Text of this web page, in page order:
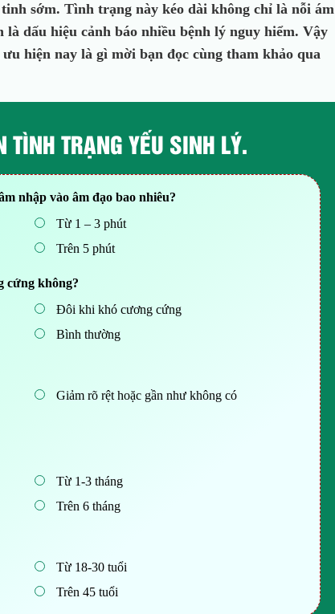
sớm. Tình trạng này kéo dài không chỉ là nỗi ám
là dấu hiệu cảnh báo nhiều bệnh lý nguy hiểm. Vậy
hiện nay là gì mời bạn đọc cùng tham khảo qua
TRẠNG YẾU SINH LÝ.
nhập vào âm đạo bao nhiêu?
Từ 1 – 3 phút
Trên 5 phút
cứng không?
Đôi khi khó cương cứng
Bình thường
Giảm rõ rệt hoặc gần như không có
Từ 1-3 tháng
Trên 6 tháng
Từ 18-30 tuổi
Trên 45 tuổi